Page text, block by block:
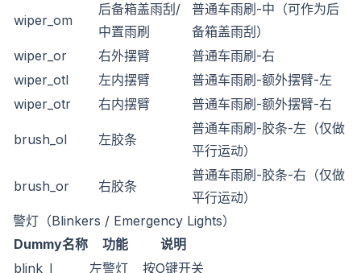
wiper_om
后备箱盖雨刮/
中置雨刷
普通车雨刷-中（可作为后
备箱盖雨刮）
wiper_or
右外摆臂
普通车雨刷-右
wiper_otl
左内摆臂
普通车雨刷-额外摆臂-左
wiper_otr
右内摆臂 普通车雨刷-额外摆臂-右
brush_ol 左胶条
普通车雨刷-胶条-左（仅做
平行运动）
brush_or 右胶条
普通车雨刷-胶条-右（仅做
平行运动）
警灯（Blinkers / Emergency Lights）
Dummy名称
功能
说明
blink_l
左警灯
按O键开关